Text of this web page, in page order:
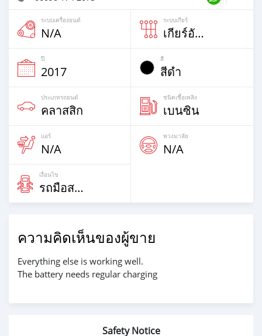
ระบบเครื่องยนต์
N/A
ระบบเกียร์
เกียร์อัตโนม้ติ
ปี
2017
สี
สีดำ
ประเภทรถยนต์
คลาสสิก
ชนิดเชื้อเพลิง
เบนซิน
แอร์
N/A
พวงมาลัย
N/A
เงื่อนไข
รถมือสอง
ความคิดเห็นของผู้ขาย
Everything else is working well.
The battery needs regular charging
Safety Notice